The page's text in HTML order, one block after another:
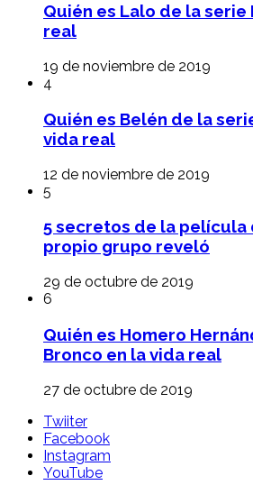
Quién es Lalo de la serie
real
19 de noviembre de 2019
4
Quién es Belén de la
vida real
12 de noviembre de 2019
5
5 secretos de la película
propio grupo reveló
29 de octubre de 2019
6
Quién es Homero
Bronco en la vida real
27 de octubre de 2019
Twiiter
Facebook
Instagram
YouTube